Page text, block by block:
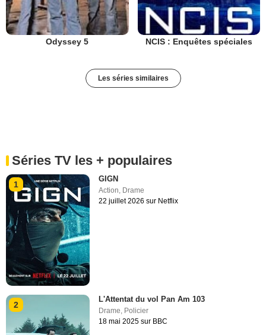
Odyssey 5 NCIS : Enquêtes spéciales
Les séries similaires
Séries TV les + populaires
1
GIGN
Action Drame
22 juillet 2026 sur Netflix
2
L'Attentat du vol Pan Am 103
Drame, Policier
18 mai 2025 sur BBC